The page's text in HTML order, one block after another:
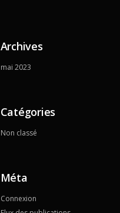
Archives
mai 2023
Catégories
Non classé
Méta
Connexion